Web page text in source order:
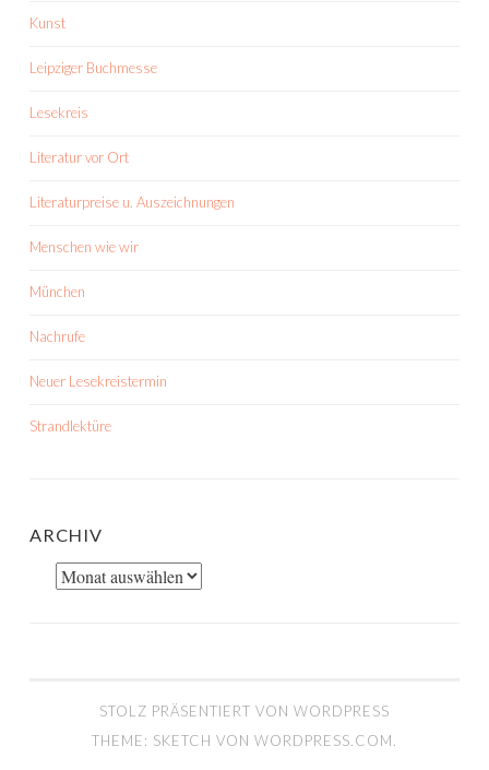
Kunst
Leipziger Buchmesse
Lesekreis
Literatur vor Ort
Literaturpreise u. Auszeichnungen
Menschen wie wir
München
Nachrufe
Neuer Lesekreistermin
Strandlektüre
ARCHIV
Archiv
STOLZ PRÄSENTIERT VON WORDPRESS
THEME: SKETCH VON WORDPRESS.COM